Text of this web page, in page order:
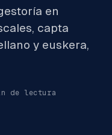
en
capta
y euskera,
de lectura